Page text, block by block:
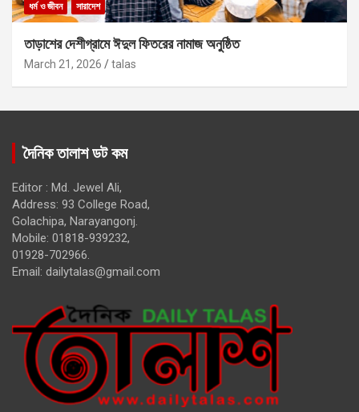
ধর্ম ও জীবন সারাদেশ
তাড়াশের দেশীগ্রামে ঈদুল ফিতরের নামাজ অনুষ্ঠিত
March 21, 2026 talas
দৈনিক তালাশ ডট কম
Editor : Md. Jewel Ali,
Address: 93 College Road,
Golachipa, Narayangonj.
Mobile: 01818-939232,
01928-702966.
Email: dailytalas@gmail.com